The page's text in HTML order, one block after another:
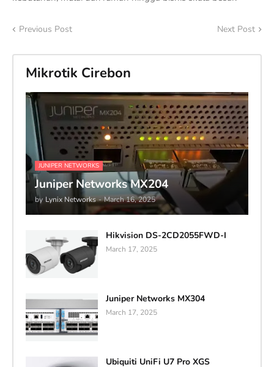
Previous Post Next Post
Mikrotik Cirebon
JUNIPER NETWORKS
Juniper Networks MX204
by Lynix Networks - March 16, 2025
Hikvision DS-2CD2055FWD-I
March 17, 2025
Juniper Networks MX304
March 17, 2025
Ubiquiti UniFi U7 Pro XGS